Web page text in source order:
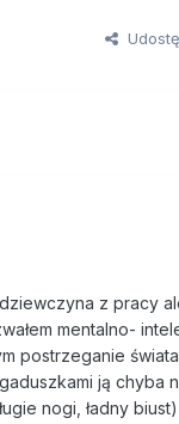
z pracy
mentalno-
postrzeganie
ją chyba
nogi, ładny